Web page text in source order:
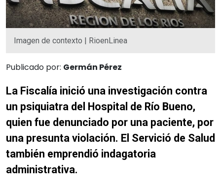
Imagen de contexto | RioenLinea
Publicado por: Germán Pérez
La Fiscalía inició una investigación contra
un psiquiatra del Hospital de Río Bueno,
quien fue denunciado por una paciente, por
una presunta violación. El Servició de Salud
también emprendió indagatoria
administrativa.